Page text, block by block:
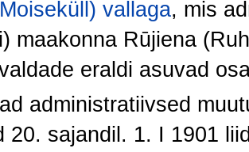
vallaga, mis
maakonna Rūjiena
eraldi asuvad
administratiivsed
20. sajandil. 1. I 1901